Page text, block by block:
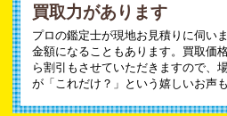
買取力があります
プロの鑑定士が現地お見積りに伺い
金額になることもあります。買取価
ら割引もさせていただきますので、
が「これだけ？」という嬉しいお声